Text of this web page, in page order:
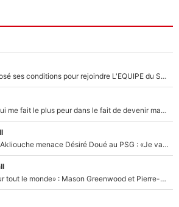
Raymond Domenech a posé ses conditions pour rejoindre L'EQUIPE du Soir : Il refuse de faire l'émission avec un autre chroniqueur !
«C’est l'une des choses qui me fait le plus peur dans le fait de devenir maman» : En couple avec Antoine Dupont, Iris Mittenaere s'inquiète déjà pour ses futurs enfants !
Le transfert de Maghnes Akliouche menace Désiré Doué au PSG : «Je valide à 200%»
«La porte est ouverte pour tout le monde» : Mason Greenwood et Pierre-Emerick Aubameyang ont quitté l'OM, Amine Gouiri balance sur la suite du mercato et sur la réaction du vestiaire !